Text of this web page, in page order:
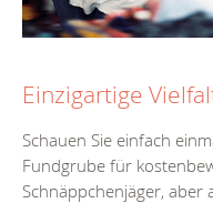
Einzigartige
Schauen Sie einfach
Fundgrube für
Schnäppchenjäger,